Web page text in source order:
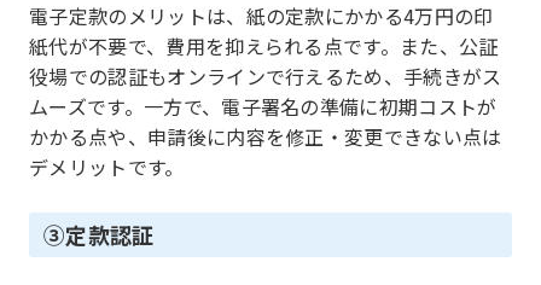
電子定款のメリットは、紙の定款にかかる4万円の印
紙代が不要で、費用を抑えられる点です。また、公証
役場での認証もオンラインで行えるため、手続きがス
ムーズです。一方で、電子署名の準備に初期コストが
かかる点や、申請後に内容を修正・変更できない点は
デメリットです。
③定款認証